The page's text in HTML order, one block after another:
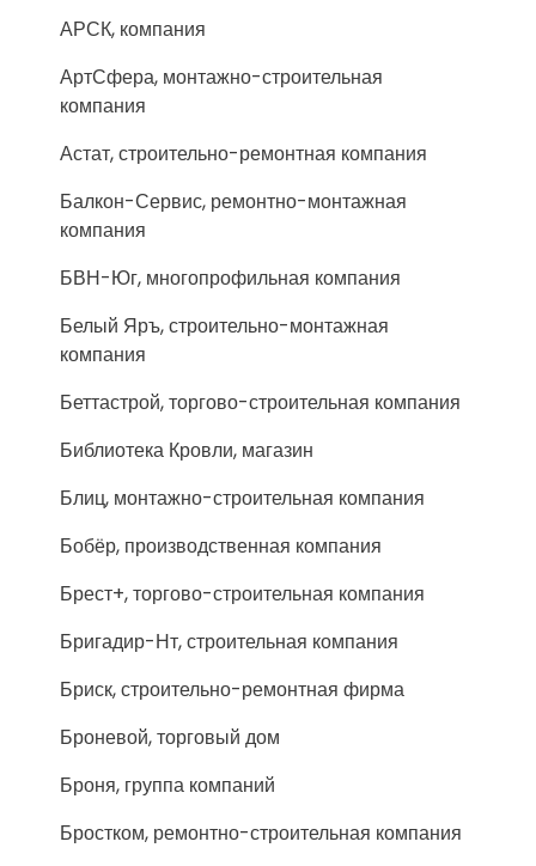
АРСК, компания
АртСфера, монтажно-строительная
компания
Астат, строительно-ремонтная компания
Балкон-Сервис, ремонтно-монтажная
компания
БВН-Юг, многопрофильная компания
Белый Яръ, строительно-монтажная
компания
Беттастрой, торгово-строительная компания
Библиотека Кровли, магазин
Блиц, монтажно-строительная компания
Бобёр, производственная компания
Брест+, торгово-строительная компания
Бригадир-Нт, строительная компания
Бриск, строительно-ремонтная фирма
Броневой, торговый дом
Броня, группа компаний
Бростком, ремонтно-строительная компания